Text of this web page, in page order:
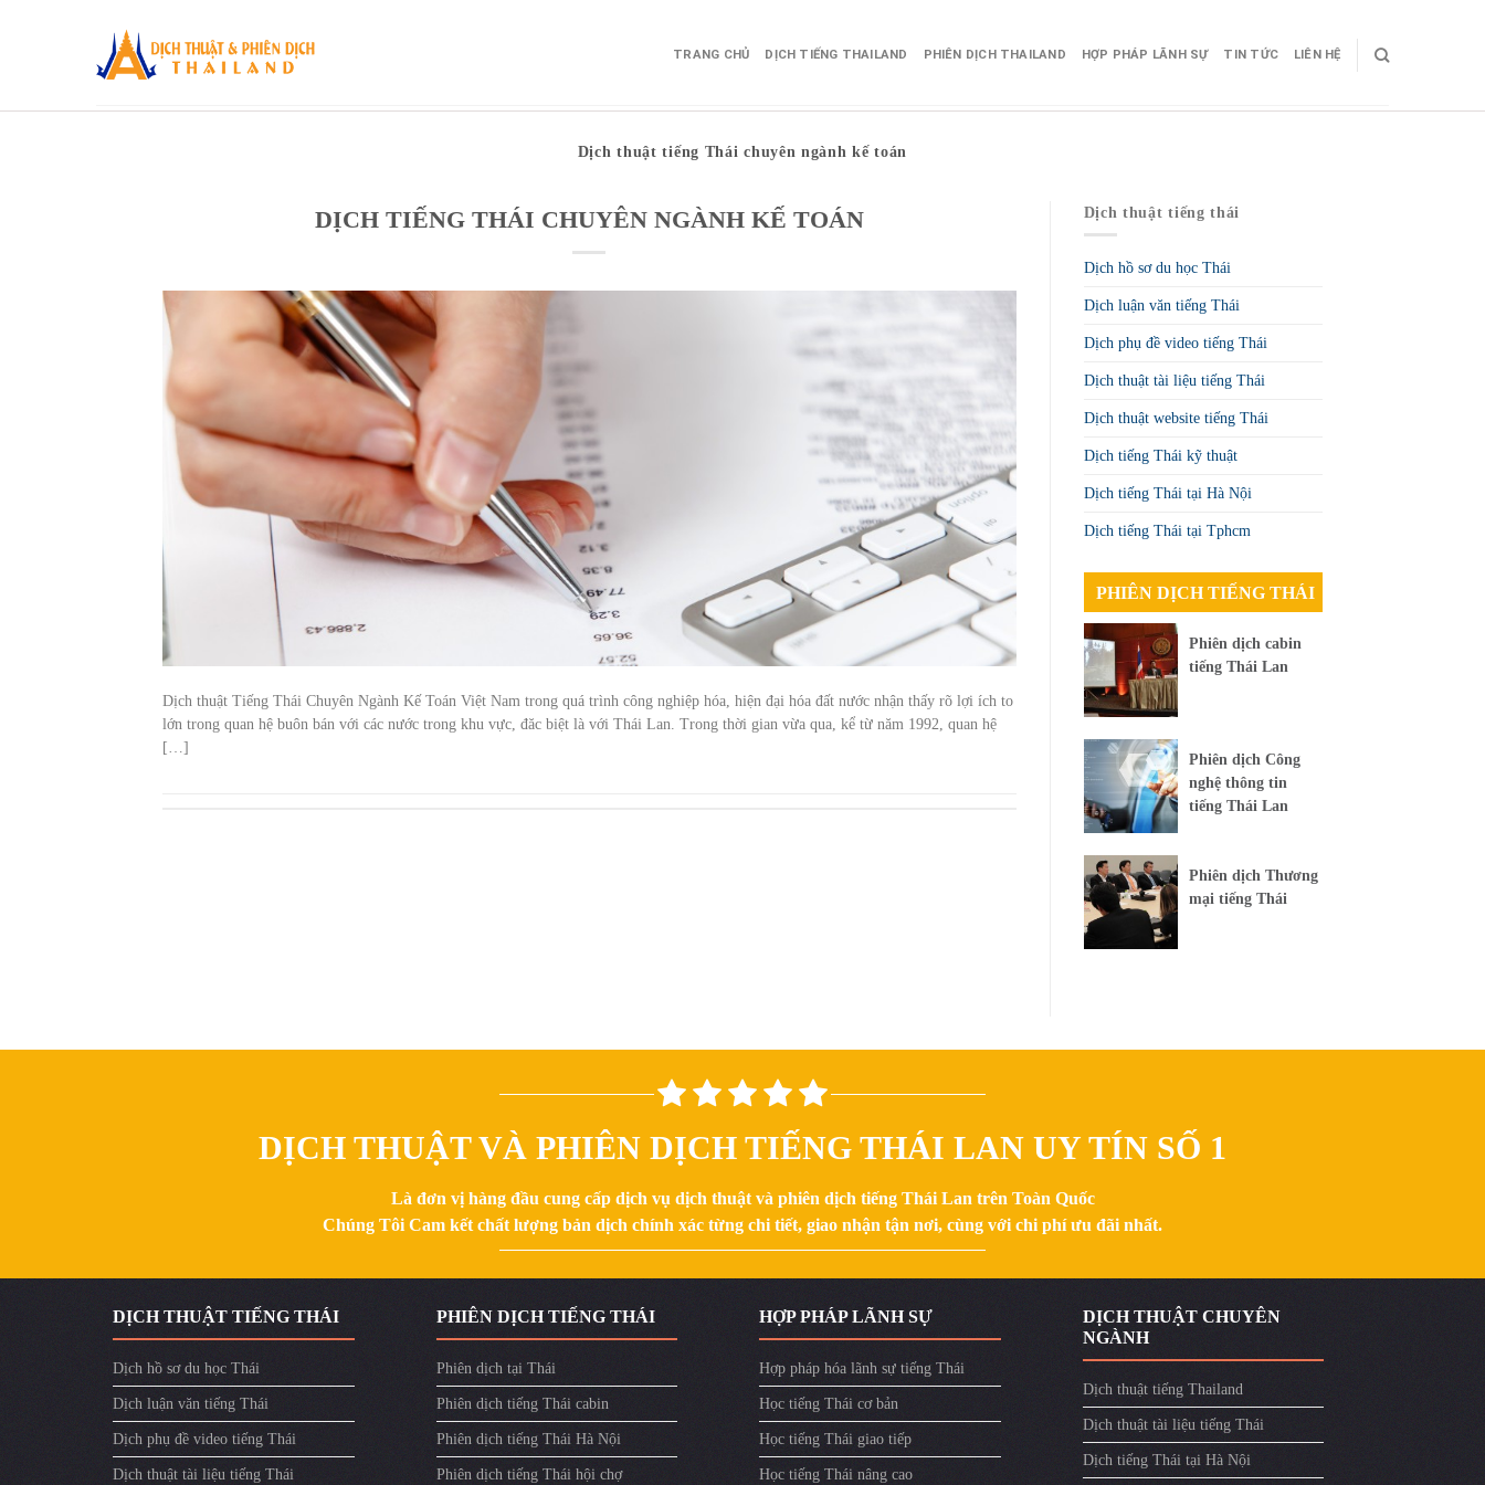
TRANG CHỦ DỊCH TIẾNG THAILAND PHIÊN DỊCH THAILAND HỢP PHÁP LÃNH SỰ TIN TỨC LIÊN HỆ
Dịch thuật tiếng Thái chuyên ngành kế toán
DỊCH TIẾNG THÁI CHUYÊN NGÀNH KẾ TOÁN
Dịch thuật Tiếng Thái Chuyên Ngành Kế Toán Việt Nam trong quá trình công nghiệp hóa, hiện đại hóa đất nước nhận thấy rõ lợi ích to
lớn trong quan hệ buôn bán với các nước trong khu vực, đăc biệt là với Thái Lan. Trong thời gian vừa qua, kể từ năm 1992, quan hệ
[…]
Dịch thuật tiếng thái
Dịch hồ sơ du học Thái
Dịch luận văn tiếng Thái
Dịch phụ đề video tiếng Thái
Dịch thuật tài liệu tiếng Thái
Dịch thuật website tiếng Thái
Dịch tiếng Thái kỹ thuật
Dịch tiếng Thái tại Hà Nội
Dịch tiếng Thái tại Tphcm
PHIÊN DỊCH TIẾNG THÁI
Phiên dịch cabin
tiếng Thái Lan
Phiên dịch Công
nghệ thông tin
tiếng Thái Lan
Phiên dịch Thương
mại tiếng Thái
DỊCH THUẬT VÀ PHIÊN DỊCH TIẾNG THÁI LAN UY TÍN SỐ 1
Là đơn vị hàng đầu cung cấp dịch vụ dịch thuật và phiên dịch tiếng Thái Lan trên Toàn Quốc
Chúng Tôi Cam kết chất lượng bản dịch chính xác từng chi tiết, giao nhận tận nơi, cùng với chi phí ưu đãi nhất.
DỊCH THUẬT TIẾNG THÁI
Dịch hồ sơ du học Thái
Dịch luận văn tiếng Thái
Dịch phụ đề video tiếng Thái
Dịch thuật tài liệu tiếng Thái
PHIÊN DỊCH TIẾNG THÁI
Phiên dịch tại Thái
Phiên dịch tiếng Thái cabin
Phiên dịch tiếng Thái Hà Nội
Phiên dịch tiếng Thái hội chợ
HỢP PHÁP LÃNH SỰ
Hợp pháp hóa lãnh sự tiếng Thái
Học tiếng Thái cơ bản
Học tiếng Thái giao tiếp
Học tiếng Thái nâng cao
DỊCH THUẬT CHUYÊN
NGÀNH
Dịch thuật tiếng Thailand
Dịch thuật tài liệu tiếng Thái
Dịch tiếng Thái tại Hà Nội